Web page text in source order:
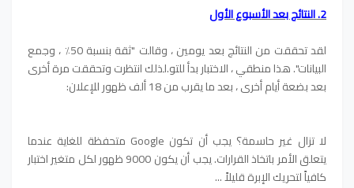
2. النتائج بعد الأسبوع الأول
لقد تحققت من النتائج بعد يومين ، وقالت "ثقة بنسبة 50٪ ، وجمع
البيانات". هذا منطقي ، الاختبار بدأ للتو.لذلك انتظرت وتحققت مرة أخرى
بعد بضعة أيام أخرى ، بعد ما يقرب من 18 ألف ظهور للإعلان:
لا تزال غير حاسمة؟ يجب أن تكون Google متحفظة للغاية عندما
يتعلق الأمر باتخاذ القرارات. يجب أن يكون 9000 ظهور لكل متغير اختبار
كافياً لتحريك الإبرة قليلاً ...